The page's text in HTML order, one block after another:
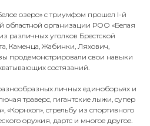
озеро» с триумфом прошел I-й
областной организации РОО «Белая
различных уголков Брестской
Каменца, Жабинки, Ляхович,
продемонстрировали свои навыки
состязаний.
личных единоборьях и
траверс, гигантские лыжи, супер
«Корнхол», стрельбу из спортивного
оружия, дартс и многое другое.